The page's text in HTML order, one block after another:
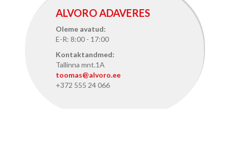
ALVORO ADAVERES
Oleme avatud:
E-R: 8:00 - 17:00
Kontaktandmed:
Tallinna mnt.1A
toomas@alvoro.ee
+372 555 24 066